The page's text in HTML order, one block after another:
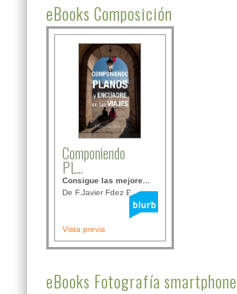
eBooks Composición
Componiendo
PL...
Consigue las mejore...
De F.Javier Fdez Bor...
Vista previa
eBooks Fotografía smartphone